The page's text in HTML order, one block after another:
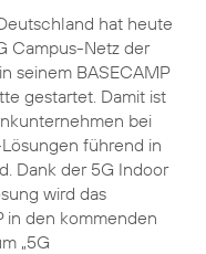
hat heute
Campus-Netz der
seinem BASECAMP
gestartet. Damit ist
bei
führend in
Dank der 5G Indoor
wird das
in den kommenden
„5G